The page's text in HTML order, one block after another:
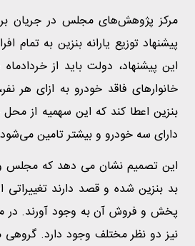
پیشنهاد توزیع یارانه بنزین به تمام
این پیشنهاد، دولت باید از
بنزین اعطا کند که این سهمیه از
دارای سه خودرو و بیشتر تامین
این تصمیم نشان می دهد که
بد بنزین شده و قصد دارند تغییراتی
پخش و فروش آن به وجود آورند. در
نیز دو نظر مختلف وجود دارد. گروهی